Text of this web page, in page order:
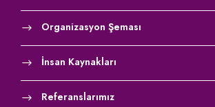
Organizasyon Şeması
İnsan Kaynakları
Referanslarımız